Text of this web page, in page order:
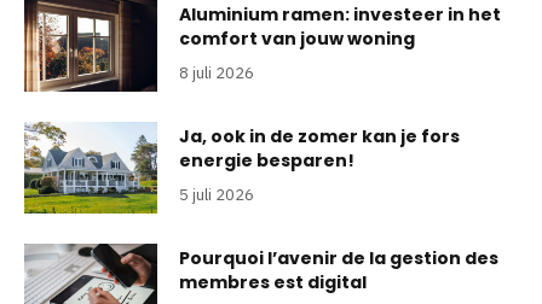
Aluminium ramen: investeer in het
comfort van jouw woning
8 juli 2026
Ja, ook in de zomer kan je fors
energie besparen!
5 juli 2026
Pourquoi l’avenir de la gestion des
membres est digital